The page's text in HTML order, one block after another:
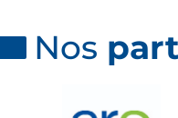
Nos